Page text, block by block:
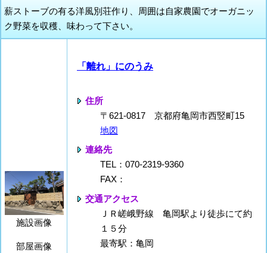
薪ストーブの有る洋風別荘作り、周囲は自家農園でオーガニッ
ク野菜を収穫、味わって下さい。
施設画像
部屋画像
「離れ」にのうみ
住所
〒621-0817 京都府亀岡市西竪町15
地図
連絡先
TEL：070-2319-9360
FAX：
交通アクセス
ＪＲ嵯峨野線 亀岡駅より徒歩にて約
１５分
最寄駅：亀岡